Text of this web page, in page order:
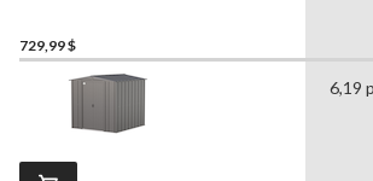
729,99 $
6,19